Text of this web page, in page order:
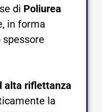
di Poliurea
in forma
alta riflettanza
la